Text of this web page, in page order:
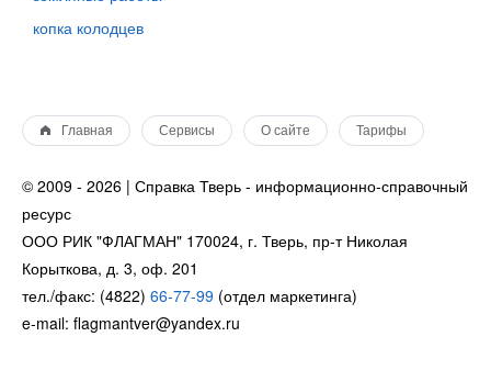
копка колодцев
Главная Сервисы О сайте Тарифы
© 2009 - 2026 | Справка Тверь - информационно-справочный
ресурс
ООО РИК "ФЛАГМАН" 170024, г. Тверь, пр-т Николая
Корыткова, д. 3, оф. 201
тел./факс: (4822) 66-77-99 (отдел маркетинга)
e-mail: flagmantver@yandex.ru